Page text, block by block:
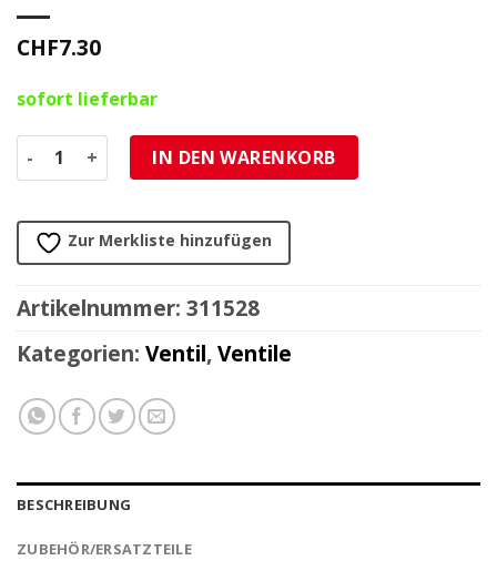
CHF7.30
sofort lieferbar
Ventil gerade für Tubelessfelge 8.3mm / 33mm Menge
IN DEN WARENKORB
Zur Merkliste hinzufügen
Artikelnummer: 311528
Kategorien: Ventil,Ventile
BESCHREIBUNG
ZUBEHÖR/ERSATZTEILE